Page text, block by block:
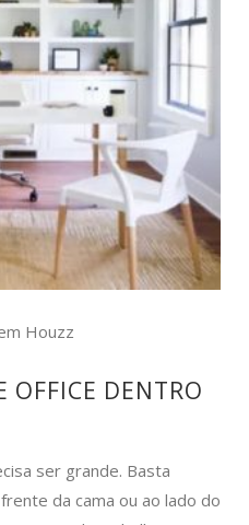
Houzz
OFFICE DENTRO
ser grande. Basta
da cama ou ao lado do